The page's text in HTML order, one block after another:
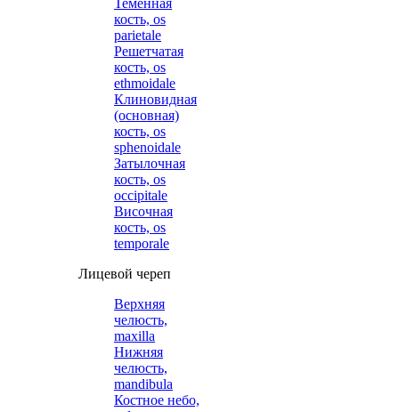
Теменная
кость, os
parietale
Решетчатая
кость, os
ethmoidale
Клиновидная
(основная)
кость, os
sphenoidale
Затылочная
кость, os
occipitale
Височная
кость, os
temporale
Лицевой череп
Верхняя
челюсть,
maxilla
Нижняя
челюсть,
mandibula
Костное небо,